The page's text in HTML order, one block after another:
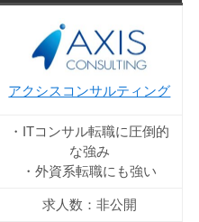
アクシスコンサルティング
・ITコンサル転職に圧倒的
な強み
・外資系転職にも強い
求人数：非公開